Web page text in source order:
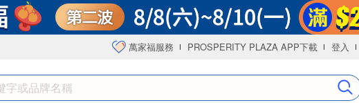
萬家福服務 PROSPERITY PLAZA APP下載 登入